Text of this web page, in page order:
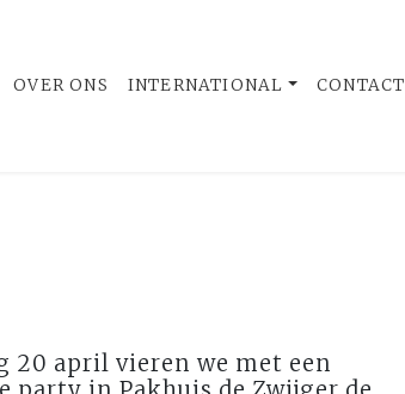
OVER ONS INTERNATIONAL CONTACT
20 april vieren we met een